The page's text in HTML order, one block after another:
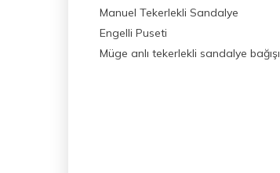
Manuel Tekerlekli Sandalye
Engelli Puseti
Müge anlı tekerlekli sandalye bağışı